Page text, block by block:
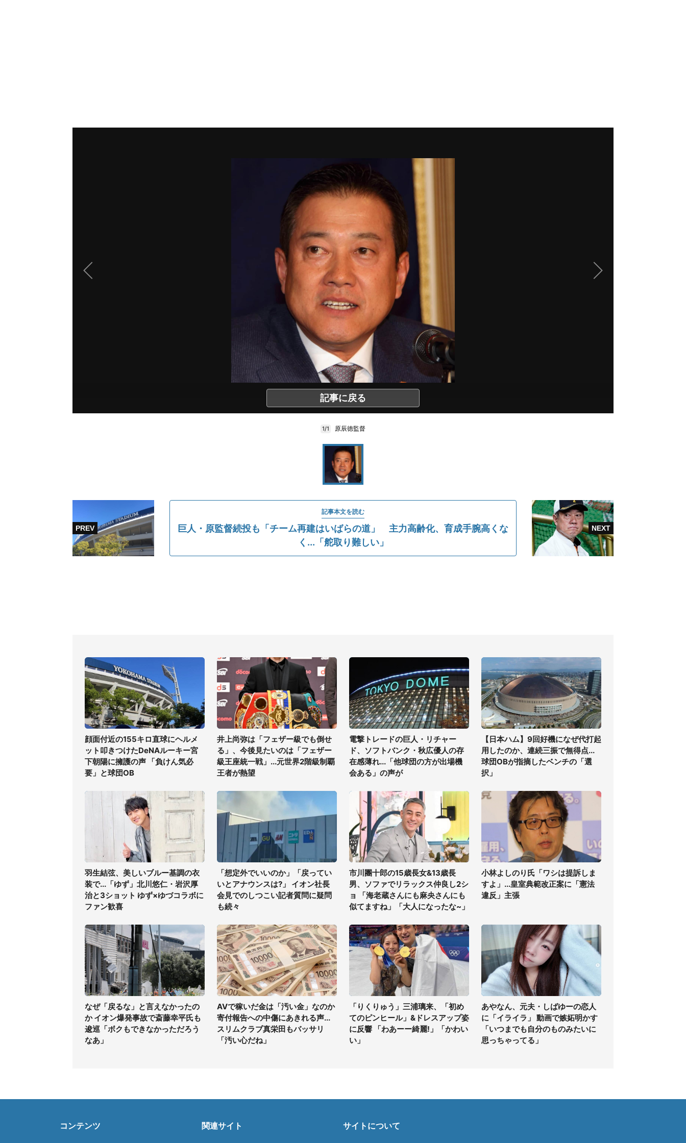
記事に戻る
1/1 原辰徳監督
記事本文を読む
巨人・原監督続投も「チーム再建はいばらの道」 主力高齢化、育成手腕高くな
く...「舵取り難しい」
顔面付近の155キロ直球にヘルメ
ット叩きつけたDeNAルーキー宮
下朝陽に擁護の声 「負けん気必
要」と球団OB
井上尚弥は「フェザー級でも倒せ
る」、今後見たいのは「フェザー
級王座統一戦」...元世界2階級制覇
王者が熱望
電撃トレードの巨人・リチャー
ド、ソフトバンク・秋広優人の存
在感薄れ...「他球団の方が出場機
会ある」の声が
【日本ハム】9回好機になぜ代打起
用したのか、連続三振で無得点...
球団OBが指摘したベンチの「選
択」
羽生結弦、美しいブルー基調の衣
装で...「ゆず」北川悠仁・岩沢厚
治と3ショット ゆず×ゆづコラボに
ファン歓喜
「想定外でいいのか」「戻ってい
いとアナウンスは?」 イオン社長
会見でのしつこい記者質問に疑問
も続々
市川團十郎の15歳長女&13歳長
男、ソファでリラックス仲良し2シ
ョ 「海老蔵さんにも麻央さんにも
似てますね」「大人になったな~」
小林よしのり氏「ワシは提訴しま
すよ」...皇室典範改正案に「憲法
違反」主張
なぜ「戻るな」と言えなかったの
か イオン爆発事故で斎藤幸平氏も
逡巡「ボクもできなかっただろう
なあ」
AVで稼いだ金は「汚い金」なのか
寄付報告への中傷にあきれる声...
スリムクラブ真栄田もバッサリ
「汚い心だね」
「りくりゅう」三浦璃来、「初め
てのピンヒール」&ドレスアップ姿
に反響 「わあーー綺麗!」「かわい
い」
あやなん、元夫・しばゆーの恋人
に「イライラ」 動画で嫉妬明かす
「いつまでも自分のものみたいに
思っちゃってる」
コンテンツ 関連サイト サイトについて